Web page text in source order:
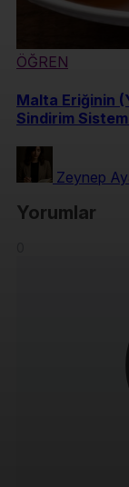
ÖĞREN
Malta Eriğinin
Sindirim
Zeynep
Yorumlar